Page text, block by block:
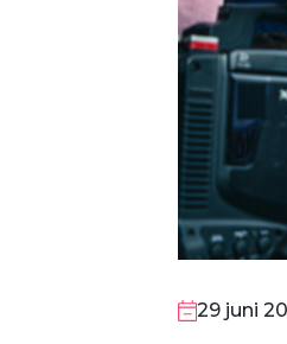
29 juni